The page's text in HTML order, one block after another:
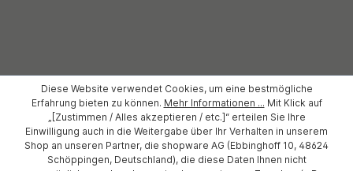
Copyright 2026 Möbel Berning |Impressum|Datenschutz|
AGB's und Widerrufsbelehrung
Diese Website verwendet Cookies, um eine bestmögliche
Erfahrung bieten zu können. Mehr Informationen ... Mit Klick auf
„[Zustimmen / Alles akzeptieren / etc.]“ erteilen Sie Ihre
Einwilligung auch in die Weitergabe über Ihr Verhalten in unserem
Shop an unseren Partner, die shopware AG (Ebbinghoff 10, 48624
Schöppingen, Deutschland), die diese Daten Ihnen nicht